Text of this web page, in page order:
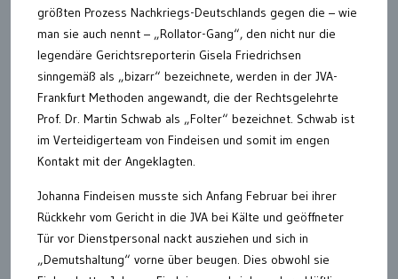
größten Prozess Nachkriegs-Deutschlands gegen die – wie
man sie auch nennt – „Rollator-Gang“, den nicht nur die
legendäre Gerichtsreporterin Gisela Friedrichsen
sinngemäß als „bizarr“ bezeichnete, werden in der JVA-
Frankfurt Methoden angewandt, die der Rechtsgelehrte
Prof. Dr. Martin Schwab als „Folter“ bezeichnet. Schwab ist
im Verteidigerteam von Findeisen und somit im engen
Kontakt mit der Angeklagten.
Johanna Findeisen musste sich Anfang Februar bei ihrer
Rückkehr vom Gericht in die JVA bei Kälte und geöffneter
Tür vor Dienstpersonal nackt ausziehen und sich in
„Demutshaltung“ vorne über beugen. Dies obwohl sie